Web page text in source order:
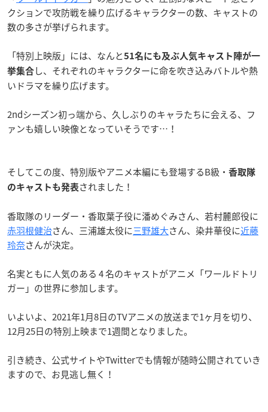
クションで攻防戦を繰り広げるキャラクターの数、キャストの
数の多さが挙げられます。
「特別上映版」には、なんと51名にも及ぶ人気キャスト陣が一
挙集合 し、それぞれのキャラクターに命を吹き込みバトルや熱
いドラマを繰り広げます。
2ndシーズン初っ端から、久しぶりのキャラたちに会える、フ
ァンも嬉しい映像となっていそうです…！
そしてこの度、特別版やアニメ本編にも登場するB級・ 香取隊
のキャストも発表 されました！
香取隊のリーダー・香取葉子役に潘めぐみさん、若村麓郎役に
赤羽根健治さん、三浦雄太役に三野雄大さん、染井華役に近藤
玲奈さんが決定。
名実ともに人気のある 4 名のキャストがアニメ「ワールドトリ
ガー」の世界に参加します。
いよいよ、2021年1月8日のTVアニメの放送まで1ヶ月を切り、
12月25日の特別上映まで1週間となりました。
引き続き、公式サイトやTwitterでも情報が随時公開されていき
ますので、お見逃し無く！